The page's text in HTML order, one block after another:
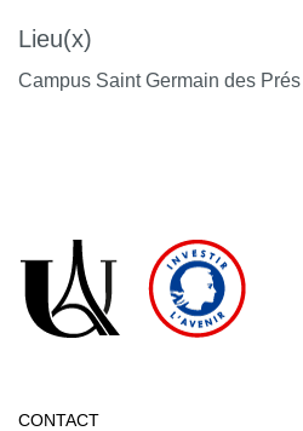
Lieu(x)
Campus Saint Germain des Prés
CONTACT